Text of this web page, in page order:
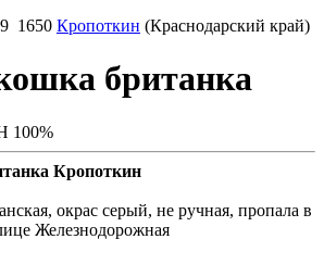
1650 Кропоткин (Краснодарский край)
британка
Кропоткин
окрас серый, не ручная, пропала в
Железнодорожная